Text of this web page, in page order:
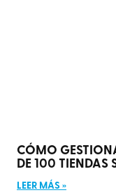
CÓMO
DE 100 TIENDAS
LEER MÁS »